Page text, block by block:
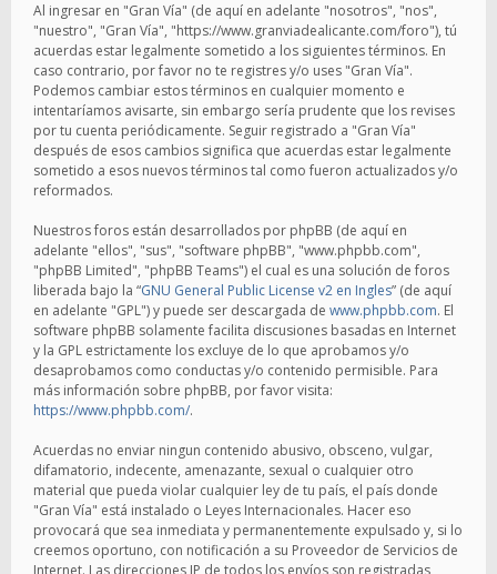
Al ingresar en "Gran Vía" (de aquí en adelante "nosotros", "nos",
"nuestro", "Gran Vía", "https://www.granviadealicante.com/foro"), tú
acuerdas estar legalmente sometido a los siguientes términos. En
caso contrario, por favor no te registres y/o uses "Gran Vía".
Podemos cambiar estos términos en cualquier momento e
intentaríamos avisarte, sin embargo sería prudente que los revises
por tu cuenta periódicamente. Seguir registrado a "Gran Vía"
después de esos cambios significa que acuerdas estar legalmente
sometido a esos nuevos términos tal como fueron actualizados y/o
reformados.
Nuestros foros están desarrollados por phpBB (de aquí en
adelante "ellos", "sus", "software phpBB", "www.phpbb.com",
"phpBB Limited", "phpBB Teams") el cual es una solución de foros
liberada bajo la “GNU General Public License v2 en Ingles” (de aquí
en adelante "GPL") y puede ser descargada de www.phpbb.com. El
software phpBB solamente facilita discusiones basadas en Internet
y la GPL estrictamente los excluye de lo que aprobamos y/o
desaprobamos como conductas y/o contenido permisible. Para
más información sobre phpBB, por favor visita:
https://www.phpbb.com/.
Acuerdas no enviar ningun contenido abusivo, obsceno, vulgar,
difamatorio, indecente, amenazante, sexual o cualquier otro
material que pueda violar cualquier ley de tu país, el país donde
"Gran Vía" está instalado o Leyes Internacionales. Hacer eso
provocará que sea inmediata y permanentemente expulsado y, si lo
creemos oportuno, con notificación a su Proveedor de Servicios de
Internet. Las direcciones IP de todos los envíos son registradas